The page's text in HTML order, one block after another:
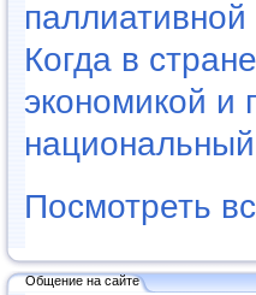
Когда в
экономикой и
Посмотреть
Общение на сайте